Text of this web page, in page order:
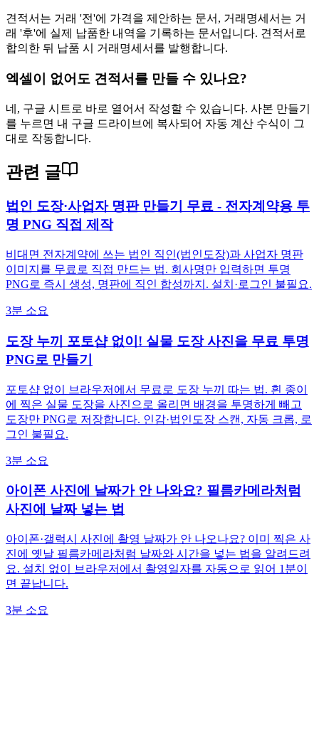
견적서는 거래 '전'에 가격을 제안하는 문서, 거래명세서는 거
래 '후'에 실제 납품한 내역을 기록하는 문서입니다. 견적서로
합의한 뒤 납품 시 거래명세서를 발행합니다.
엑셀이 없어도 견적서를 만들 수 있나요?
네, 구글 시트로 바로 열어서 작성할 수 있습니다. 사본 만들기
를 누르면 내 구글 드라이브에 복사되어 자동 계산 수식이 그
대로 작동합니다.
관련 글
법인 도장·사업자 명판 만들기 무료 - 전자계약용 투
명 PNG 직접 제작
비대면 전자계약에 쓰는 법인 직인(법인도장)과 사업자 명판
이미지를 무료로 직접 만드는 법. 회사명만 입력하면 투명
PNG로 즉시 생성, 명판에 직인 합성까지. 설치·로그인 불필요.
3분 소요
도장 누끼 포토샵 없이! 실물 도장 사진을 무료 투명
PNG로 만들기
포토샵 없이 브라우저에서 무료로 도장 누끼 따는 법. 흰 종이
에 찍은 실물 도장을 사진으로 올리면 배경을 투명하게 빼고
도장만 PNG로 저장합니다. 인감·법인도장 스캔, 자동 크롭, 로
그인 불필요.
3분 소요
아이폰 사진에 날짜가 안 나와요? 필름카메라처럼
사진에 날짜 넣는 법
아이폰·갤럭시 사진에 촬영 날짜가 안 나오나요? 이미 찍은 사
진에 옛날 필름카메라처럼 날짜와 시간을 넣는 법을 알려드려
요. 설치 없이 브라우저에서 촬영일자를 자동으로 읽어 1분이
면 끝납니다.
3분 소요